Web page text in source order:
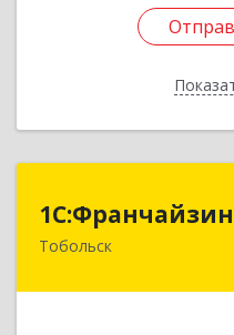
Тобольск
626150,